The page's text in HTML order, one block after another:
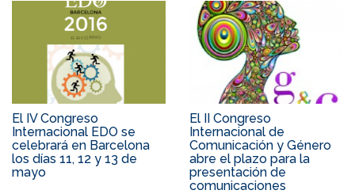
El IV Congreso
Internacional EDO se
celebrará en Barcelona
los días 11, 12 y 13 de
mayo
El II Congreso
Internacional de
Comunicación y Género
abre el plazo para la
presentación de
comunicaciones